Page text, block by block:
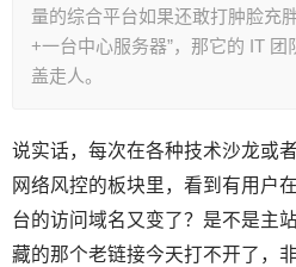
量的综合平台如果还敢打肿脸充
+一台中心服务器”，那它的 IT
盖走人。
说实话，每次在各种技术沙龙或
网络风控的板块里，看到有用户
台的访问域名又变了？是不是主
藏的那个老链接今天打不开了，